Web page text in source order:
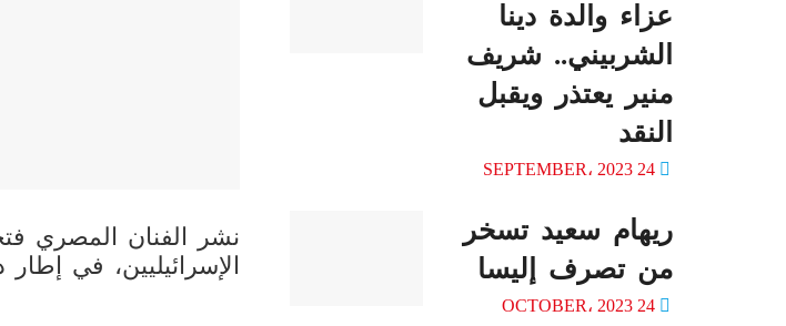
نشر الفنان المصري
الإسرائيليين، في
عزاء والدة دينا
الشربيني.. شريف
منير يعتذر ويقبل
النقد
ريهام سعيد تسخر
من تصرف إليسا